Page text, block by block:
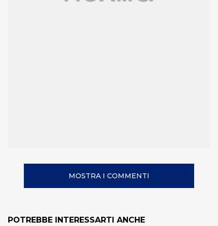
MOSTRA I COMMENTI
POTREBBE INTERESSARTI ANCHE